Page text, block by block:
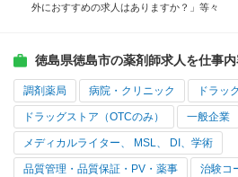
外におすすめの求人はありますか？」等々
徳島県徳島市の薬剤師求人を仕事
調剤薬局 病院・クリニック ドラッ
ドラッグストア（OTCのみ） 一般企業
メディカルライター、 MSL、 DI、学術
品質管理・品質保証・PV・薬事 治験コ